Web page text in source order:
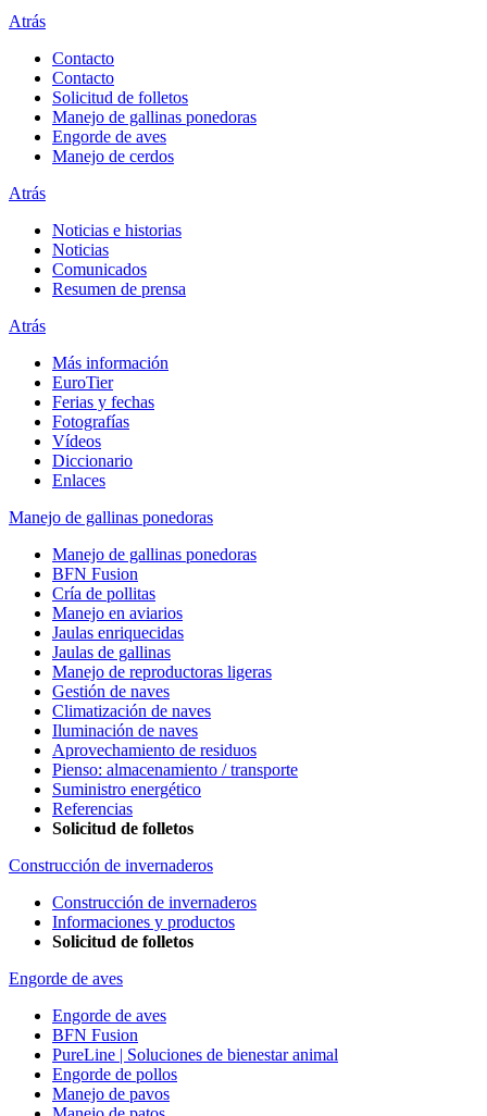
Atrás
Contacto
Contacto
Solicitud de folletos
Manejo de gallinas ponedoras
Engorde de aves
Manejo de cerdos
Atrás
Noticias e historias
Noticias
Comunicados
Resumen de prensa
Atrás
Más información
EuroTier
Ferias y fechas
Fotografías
Vídeos
Diccionario
Enlaces
Manejo de gallinas ponedoras
Manejo de gallinas ponedoras
BFN Fusion
Cría de pollitas
Manejo en aviarios
Jaulas enriquecidas
Jaulas de gallinas
Manejo de reproductoras ligeras
Gestión de naves
Climatización de naves
Iluminación de naves
Aprovechamiento de residuos
Pienso: almacenamiento / transporte
Suministro energético
Referencias
Solicitud de folletos
Construcción de invernaderos
Construcción de invernaderos
Informaciones y productos
Solicitud de folletos
Engorde de aves
Engorde de aves
BFN Fusion
PureLine | Soluciones de bienestar animal
Engorde de pollos
Manejo de pavos